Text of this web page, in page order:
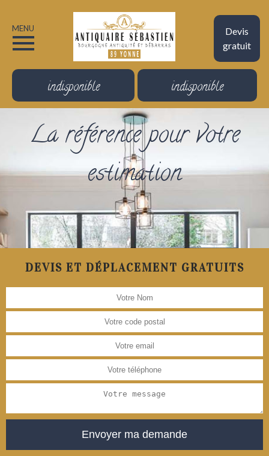
Devis
gratuit
MENU
indisponible indisponible
La référence pour votre
estimation
DEVIS ET DÉPLACEMENT GRATUITS